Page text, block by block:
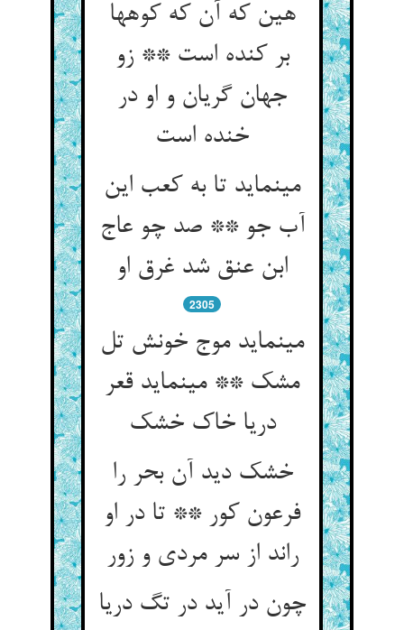
هین که آن که کوهها
بر کنده است ** زو
جهان گریان و او در
خنده است‏
می‏نماید تا به کعب این
آب جو ** صد چو عاج
ابن عنق شد غرق او
2305
می‏نماید موج خونش تل
مشک ** می‏نماید قعر
دریا خاک خشک‏
خشک دید آن بحر را
فرعون کور ** تا در او
راند از سر مردی و زور
چون در آید در تگ دریا